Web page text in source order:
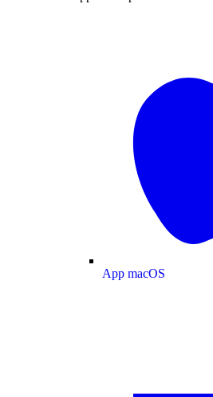
App macOS